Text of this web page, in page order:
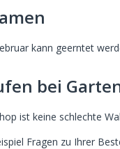
kann geerntet
bei
ist keine schlechte
Fragen zu Ihrer